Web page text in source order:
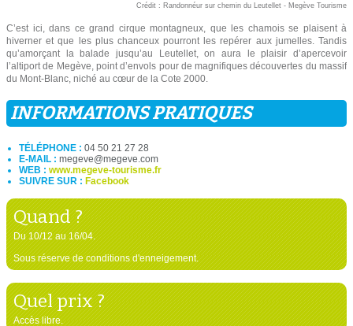
Crédit : Randonnéur sur chemin du Leutellet - Megève Tourisme
C’est ici, dans ce grand cirque montagneux, que les chamois se plaisent à
hiverner et que les plus chanceux pourront les repérer aux jumelles. Tandis
qu’amorçant la balade jusqu’au Leutellet, on aura le plaisir d’apercevoir
l’altiport de Megève, point d’envols pour de magnifiques découvertes du massif
du Mont-Blanc, niché au cœur de la Cote 2000.
INFORMATIONS PRATIQUES
TÉLÉPHONE : 04 50 21 27 28
E-MAIL : megeve@megeve.com
WEB : www.megeve-tourisme.fr
SUIVRE SUR : Facebook
Quand ?
Du 10/12 au 16/04.
Sous réserve de conditions d'enneigement.
Quel prix ?
Accès libre.